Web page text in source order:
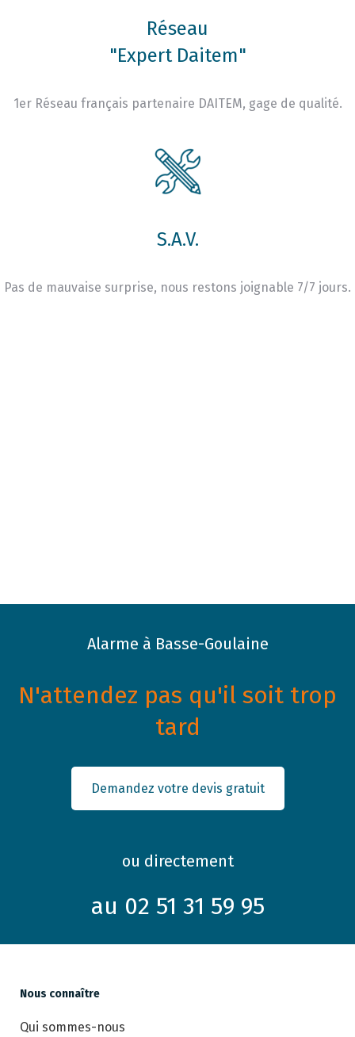
Réseau
"Expert Daitem"
1er Réseau français partenaire DAITEM, gage de qualité.
S.A.V.
Pas de mauvaise surprise, nous restons joignable 7/7 jours.
Alarme à Basse-Goulaine
N'attendez pas qu'il soit trop
tard
Demandez votre devis gratuit
ou directement
au 02 51 31 59 95
Nous connaître
Qui sommes-nous